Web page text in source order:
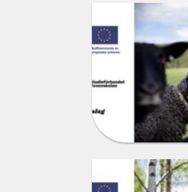
Trensum
Trollhättan
Tvååker
Tyresö
Vallentuna
Varberg